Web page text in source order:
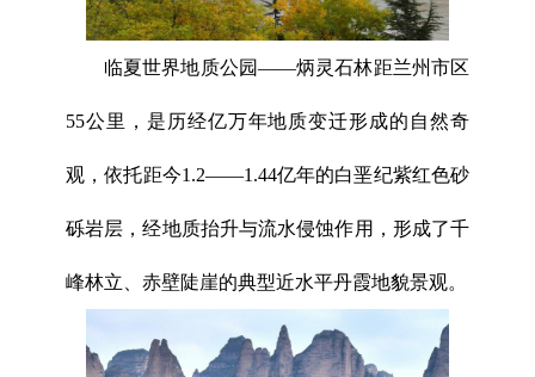
临夏世界地质公园——炳灵石林距兰州市区
55公里，是历经亿万年地质变迁形成的自然奇
观，依托距今1.2——1.44亿年的白垩纪紫红色砂
砾岩层，经地质抬升与流水侵蚀作用，形成了千
峰林立、赤壁陡崖的典型近水平丹霞地貌景观。